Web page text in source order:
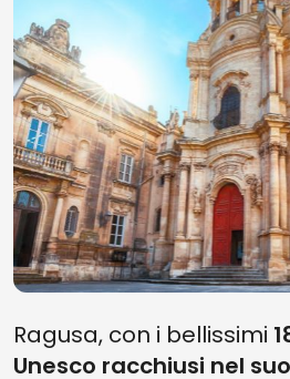
Ragusa, con i bellissimi
Unesco racchiusi nel